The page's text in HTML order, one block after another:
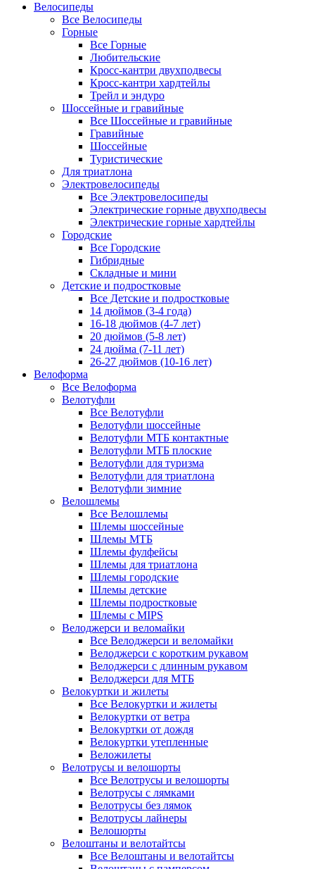
Велосипеды
Все Велосипеды
Горные
Все Горные
Любительские
Кросс-кантри двухподвесы
Кросс-кантри хардтейлы
Трейл и эндуро
Шоссейные и гравийные
Все Шоссейные и гравийные
Гравийные
Шоссейные
Туристические
Для триатлона
Электровелосипеды
Все Электровелосипеды
Электрические горные двухподвесы
Электрические горные хардтейлы
Городские
Все Городские
Гибридные
Складные и мини
Детские и подростковые
Все Детские и подростковые
14 дюймов (3-4 года)
16-18 дюймов (4-7 лет)
20 дюймов (5-8 лет)
24 дюйма (7-11 лет)
26-27 дюймов (10-16 лет)
Велоформа
Все Велоформа
Велотуфли
Все Велотуфли
Велотуфли шоссейные
Велотуфли МТБ контактные
Велотуфли МТБ плоские
Велотуфли для туризма
Велотуфли для триатлона
Велотуфли зимние
Велошлемы
Все Велошлемы
Шлемы шоссейные
Шлемы МТБ
Шлемы фулфейсы
Шлемы для триатлона
Шлемы городские
Шлемы детские
Шлемы подростковые
Шлемы с MIPS
Велоджерси и веломайки
Все Велоджерси и веломайки
Велоджерси с коротким рукавом
Велоджерси с длинным рукавом
Велоджерси для МТБ
Велокуртки и жилеты
Все Велокуртки и жилеты
Велокуртки от ветра
Велокуртки от дождя
Велокуртки утепленные
Веложилеты
Велотрусы и велошорты
Все Велотрусы и велошорты
Велотрусы с лямками
Велотрусы без лямок
Велотрусы лайнеры
Велошорты
Велоштаны и велотайтсы
Все Велоштаны и велотайтсы